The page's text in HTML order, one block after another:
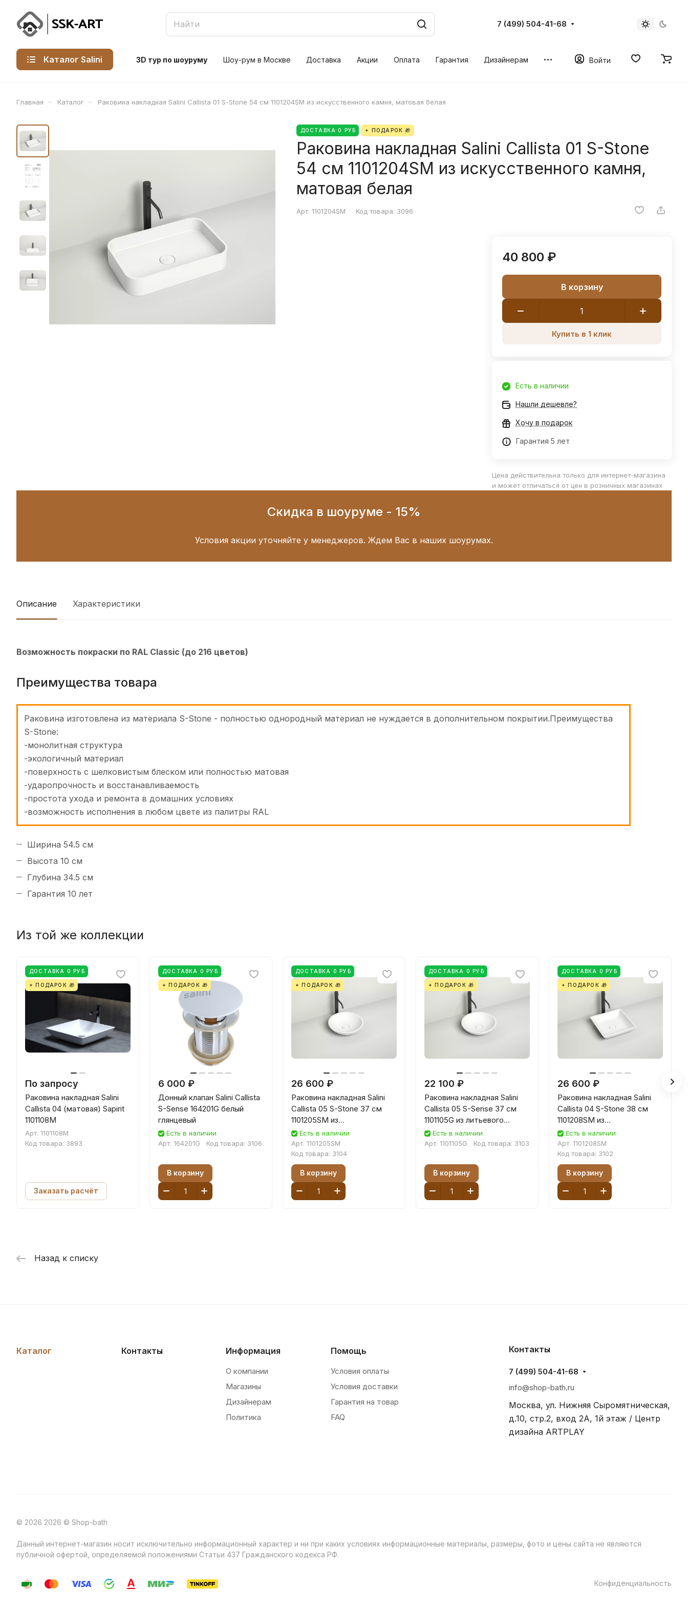
7 (499) 504-41-68
Каталог Salini 3D тур по шоуруму Шоу-рум в Москве Доставка Акции Оплата Гарантия Дизайнерам Войти
Главная – Каталог – Раковина накладная Salini Callista 01 S-Stone 54 см 1101204SM из искусственного камня, матовая белая
ДОСТАВКА 0 РУБ + ПОДАРОК 🎁
Раковина накладная Salini Callista 01 S-Stone
54 см 1101204SM из искусственного камня,
матовая белая
Арт. 1101204SM Код товара: 3096
40 800 ₽
В корзину
Купить в 1 клик
Есть в наличии
Нашли дешевле?
Хочу в подарок
Гарантия 5 лет
Цена действительна только для интернет-магазина
и может отличаться от цен в розничных магазинах
Скидка в шоуруме - 15%
Условия акции уточняйте у менеджеров. Ждем Вас в наших шоурумах.
Описание Характеристики
Возможность покраски по RAL Classic (до 216 цветов)
Преимущества товара
Раковина изготовлена из материала S-Stone - полностью однородный материал не нуждается в дополнительном покрытии.Преимущества
S-Stone:
-монолитная структура
-экологичный материал
-поверхность с шелковистым блеском или полностью матовая
-ударопрочность и восстанавливаемость
-простота ухода и ремонта в домашних условиях
-возможность исполнения в любом цвете из палитры RAL
Ширина 54.5 см
Высота 10 см
Глубина 34.5 см
Гарантия 10 лет
Из той же коллекции
ДОСТАВКА 0 РУБ
+ ПОДАРОК 🎁
По запросу
Раковина накладная Salini
Callista 04 (матовая) Sapirit
1101108M
Арт. 1101108M
Код товара: 3893
Заказать расчёт
ДОСТАВКА 0 РУБ
+ ПОДАРОК 🎁
6 000 ₽
Донный клапан Salini Callista
S-Sense 164201G белый
глянцевый
Есть в наличии
Арт. 164201G Код товара: 3106
В корзину
ДОСТАВКА 0 РУБ
+ ПОДАРОК 🎁
26 600 ₽
Раковина накладная Salini
Callista 05 S-Stone 37 см
1101205SM из
искусственного камня,
матовая белая
Есть в наличии
Арт. 1101205SM
Код товара: 3104
В корзину
ДОСТАВКА 0 РУБ
+ ПОДАРОК 🎁
22 100 ₽
Раковина накладная Salini
Callista 05 S-Sense 37 см
1101105G из литьевого
мрамора, глянцевая белая
Есть в наличии
Арт. 1101105G Код товара: 3103
В корзину
ДОСТАВКА 0 РУБ
+ ПОДАРОК 🎁
26 600 ₽
Раковина накладная Salini
Callista 04 S-Stone 38 см
1101208SM из
искусственного камня,
матовая белая
Есть в наличии
Арт. 1101208SM
Код товара: 3102
В корзину
Назад к списку
Каталог Контакты Информация
О компании
Магазины
Дизайнерам
Политика
Помощь
Условия оплаты
Условия доставки
Гарантия на товар
FAQ
Контакты
7 (499) 504-41-68
info@shop-bath.ru
Москва, ул. Нижняя Сыромятническая,
д.10, стр.2, вход 2A, 1й этаж / Центр
дизайна ARTPLAY
© 2026 2026 © Shop-bath
Данный интернет-магазин носит исключительно информационный характер и ни при каких условиях информационные материалы, размеры, фото и цены сайта не являются
публичной офертой, определяемой положениями Статьи 437 Гражданского кодекса РФ.
Конфиденциальность